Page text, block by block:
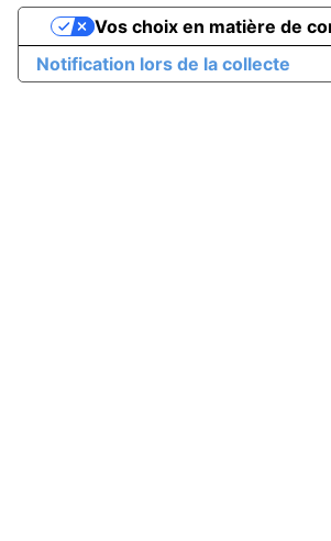
Notification lors de la collecte
Vos choix en matière de